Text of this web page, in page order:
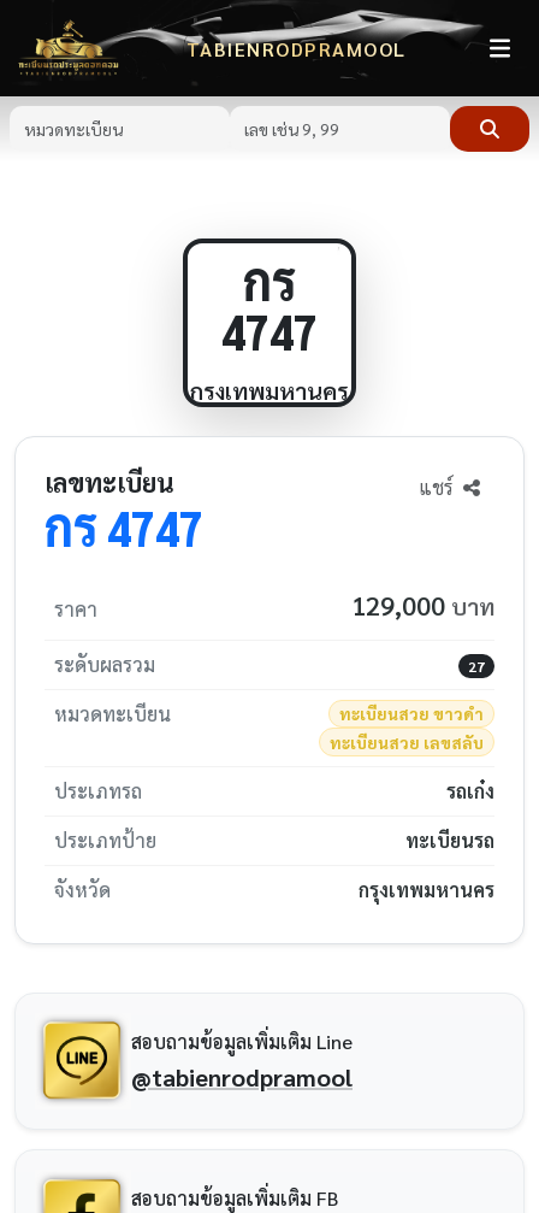
TABIENRODPRAMOOL
กร
4747
กรุงเทพมหานคร
เลขทะเบียน
กร4747
แชร์
ราคา 129,000 บาท
ระดับผลรวม 27
หมวดทะเบียน
ทะเบียนสวย ขาวดำ
ทะเบียนสวย เลขสลับ
ประเภทรถ
รถเก๋ง
ประเภทป้าย
ทะเบียนรถ
จังหวัด
กรุงเทพมหานคร
สอบถามข้อมูลเพิ่มเติม Line
@tabienrodpramool
สอบถามข้อมูลเพิ่มเติม FB